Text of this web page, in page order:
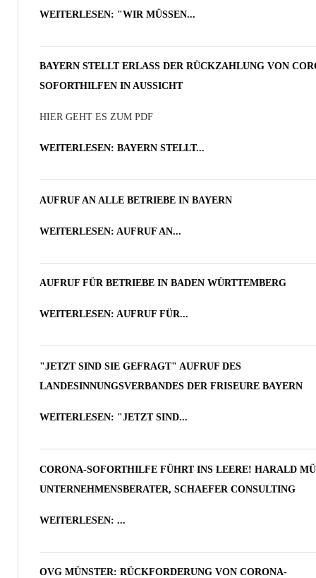
WEITERLESEN: "WIR MÜSSEN...
BAYERN STELLT ERLASS DER RÜCKZAHLUNG VON
SOFORTHILFEN IN AUSSICHT
HIER GEHT ES ZUM PDF
WEITERLESEN: BAYERN STELLT...
AUFRUF AN ALLE BETRIEBE IN BAYERN
WEITERLESEN: AUFRUF AN...
AUFRUF FÜR BETRIEBE IN BADEN WÜRTTEMBERG
WEITERLESEN: AUFRUF FÜR...
"JETZT SIND SIE GEFRAGT" AUFRUF DES
LANDESINNUNGSVERBANDES DER FRISEURE BAYERN
WEITERLESEN: "JETZT SIND...
CORONA-SOFORTHILFE FÜHRT INS LEERE! HARALD
UNTERNEHMENSBERATER, SCHAEFER CONSULTING
WEITERLESEN: ...
OVG MÜNSTER: RÜCKFORDERUNG VON CORONA-